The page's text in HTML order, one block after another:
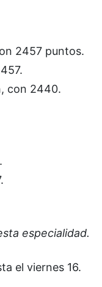
2457 puntos.
con 2440.
especialidad.
el viernes 16.